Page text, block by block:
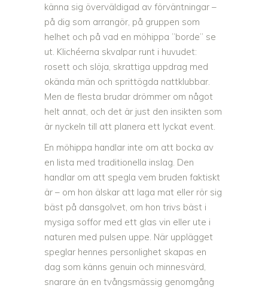
känna sig överväldigad av förväntningar –
på dig som arrangör, på gruppen som
helhet och på vad en möhippa ”borde” se
ut. Klichéerna skvalpar runt i huvudet:
rosett och slöja, skrattiga uppdrag med
okända män och sprittögda nattklubbar.
Men de flesta brudar drömmer om något
helt annat, och det är just den insikten som
är nyckeln till att planera ett lyckat event.
En möhippa handlar inte om att bocka av
en lista med traditionella inslag. Den
handlar om att spegla vem bruden faktiskt
är – om hon älskar att laga mat eller rör sig
bäst på dansgolvet, om hon trivs bäst i
mysiga soffor med ett glas vin eller ute i
naturen med pulsen uppe. När upplägget
speglar hennes personlighet skapas en
dag som känns genuin och minnesvärd,
snarare än en tvångsmässig genomgång